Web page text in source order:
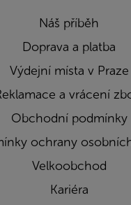
Náš příběh
Doprava a platba
Výdejní místa v Praze
a vrácení
Obchodní podmínky
ochrany
Velkoobchod
Kariéra